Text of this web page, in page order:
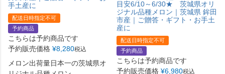
手土産に
配送日時指定不可
予約商品
こちらは予約商品です
予約販売価格 ¥8,280税込
メロン出荷量日本一の茨城県オ
目安6/10～6/30★ 茨城県オリ
ジナル品種メロン｜茨城県 鉾田
市産｜ご贈答・ギフト・お手土
産に
配送日時指定不可
予約商品
こちらは予約商品です
予約販売価格 ¥6,980税込